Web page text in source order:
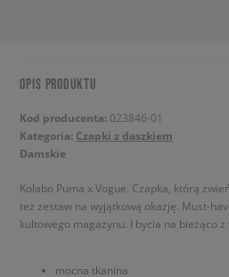
OPIS PRODUKTU
Kod producenta: 023846-01
Kategoria: Czapki z daszkiem
Damskie
Kolabo Puma x Vogue. Czapka, którą
też zestaw na wyjątkową okazję. Must-
kultowego magazynu. I bycia na bieżąco
mocna tkanina